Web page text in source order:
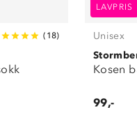
( 18)
LAVPRIS
Unisex
Kosen
99,-